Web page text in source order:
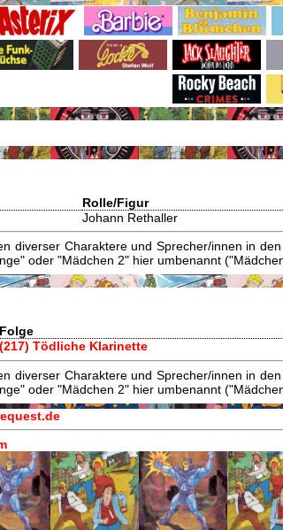
Rolle/Figur
Johann Rethaller
diverser Charaktere und Sprecher/innen in
oder "Mädchen 2" hier umbenannt
Folge
(217) Tödliche Klarinette
diverser Charaktere und Sprecher/innen in
oder "Mädchen 2" hier umbenannt